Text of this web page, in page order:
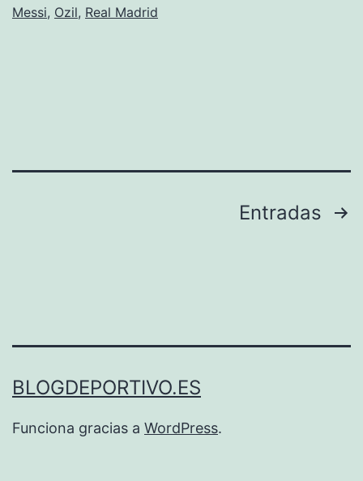
Messi, Ozil, Real Madrid
Entradas
BLOGDEPORTIVO.ES
Funciona gracias a WordPress.